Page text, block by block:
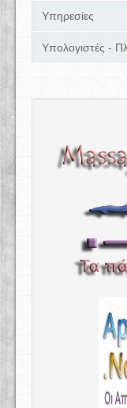
Υπηρεσίες
Υπολογιστές -